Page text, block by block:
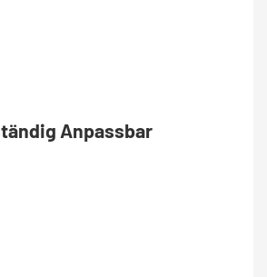
Anpassbar